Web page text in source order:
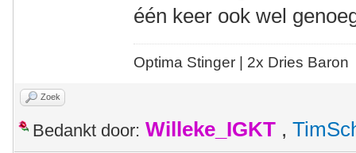
één keer ook wel
Optima Stinger | 2x Dries Baron
Zoek
Bedankt door: Willeke_IGKT ,